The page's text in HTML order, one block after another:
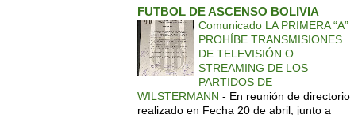
FUTBOL DE ASCENSO BOLIVIA
Comunicado LA PRIMERA “A”
PROHÍBE TRANSMISIONES
DE TELEVISIÓN O
STREAMING DE LOS
PARTIDOS DE
WILSTERMANN - En reunión de directorio
realizado en Fecha 20 de abril, junto a